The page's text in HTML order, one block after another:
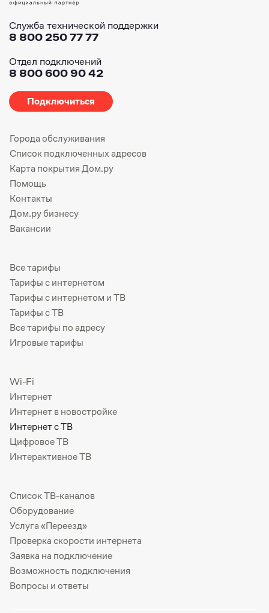
Служба технической поддержки
8 800 250 77 77
Отдел подключений
8 800 600 90 42
Подключиться
Города обслуживания
Список подключенных адресов
Карта покрытия Дом.ру
Помощь
Контакты
Дом.ру бизнесу
Вакансии
Все тарифы
Тарифы с интернетом
Тарифы с интернетом и ТВ
Тарифы с ТВ
Все тарифы по адресу
Игровые тарифы
Wi-Fi
Интернет
Интернет в новостройке
Интернет с ТВ
Цифровое ТВ
Интерактивное ТВ
Список ТВ-каналов
Оборудование
Услуга «Переезд»
Проверка скорости интернета
Заявка на подключение
Возможность подключения
Вопросы и ответы